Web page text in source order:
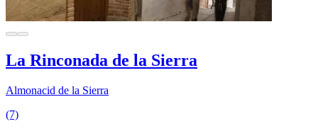
La Rinconada de la Sierra
Almonacid de la Sierra
(7)